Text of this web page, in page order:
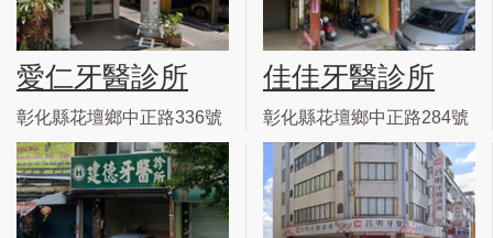
愛仁牙醫診所
彰化縣花壇鄉中正路336號
佳佳牙醫診所
彰化縣花壇鄉中正路284號